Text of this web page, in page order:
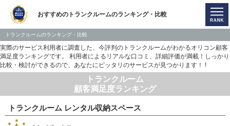
おすすめのトランクルームのランキング・比較
トランクルームのランキング・比較
実際のサービス利用者に調査した、今評判のトランクルームがわかるオリコン顧客
満足度ランキングです。 利用者によるリアルな口コミ、詳細評価が満載！しっかり
比較・検討ができるので、あなたにピッタリのサービスが見つかります！ !
トランクルーム
顧客満足度ランキング
トランクルーム レンタル収納スペース